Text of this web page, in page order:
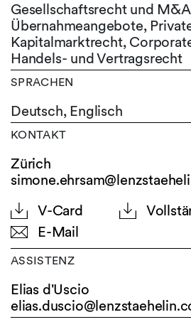
Gesellschaftsrecht und
Übernahmeangebote,
Kapitalmarktrecht,
Handels- und Vertragsrecht
SPRACHEN
Deutsch, Englisch
KONTAKT
Zürich
V-Card
E-Mail
ASSISTENZ
Elias d'Uscio
elias.duscio@